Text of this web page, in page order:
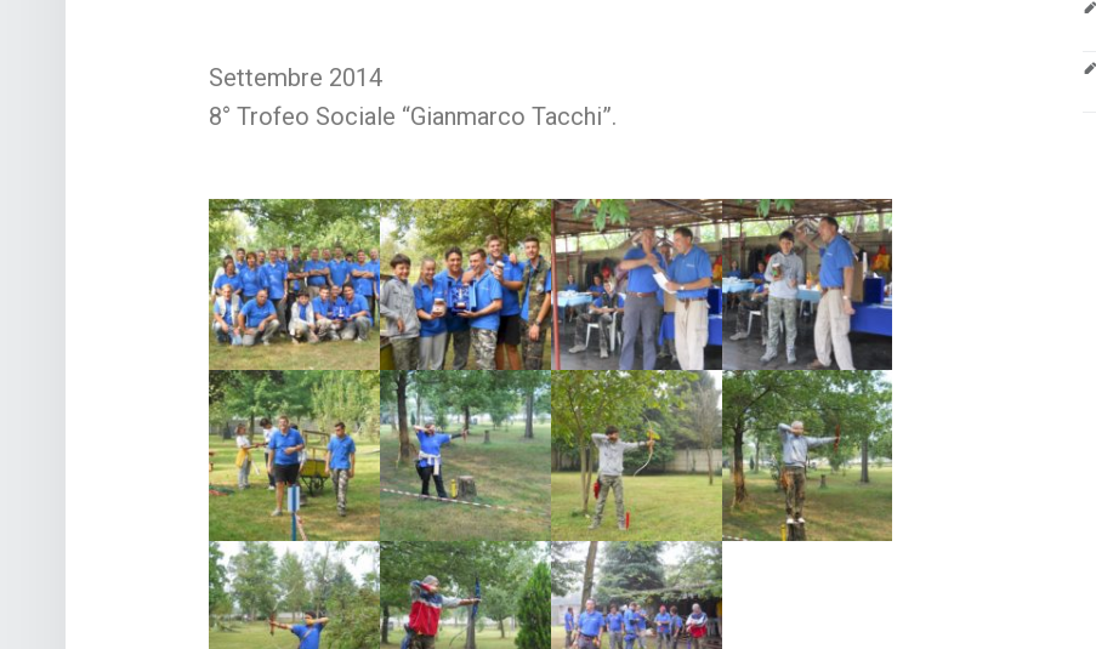
Settembre 2014
8° Trofeo Sociale “Gianmarco Tacchi”.